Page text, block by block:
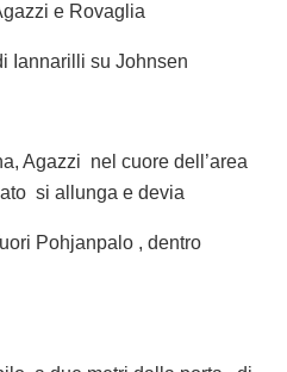
e Rovaglia
Iannarilli su Johnsen
Agazzi nel cuore dell’area
si allunga e devia
Pohjanpalo , dentro